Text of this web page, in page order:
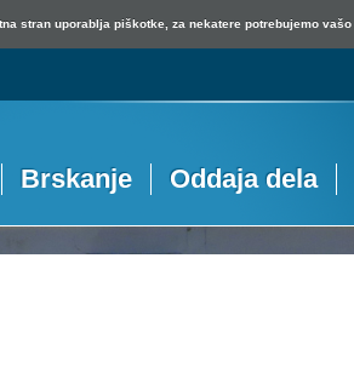
stran uporablja piškotke, za nekatere potrebujemo
Brskanje Oddaja dela